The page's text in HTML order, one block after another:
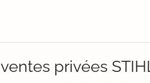
ventes privées